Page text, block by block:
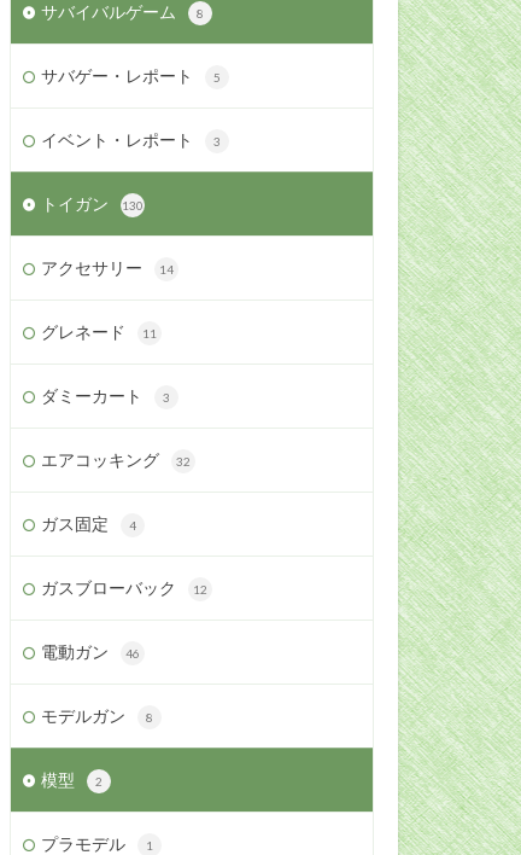
サバイバルゲーム 8
サバゲー・レポート 5
イベント・レポート 3
トイガン 130
アクセサリー 14
グレネード 11
ダミーカート 3
エアコッキング 32
ガス固定 4
ガスブローバック 12
電動ガン 46
モデルガン 8
模型 2
プラモデル 1